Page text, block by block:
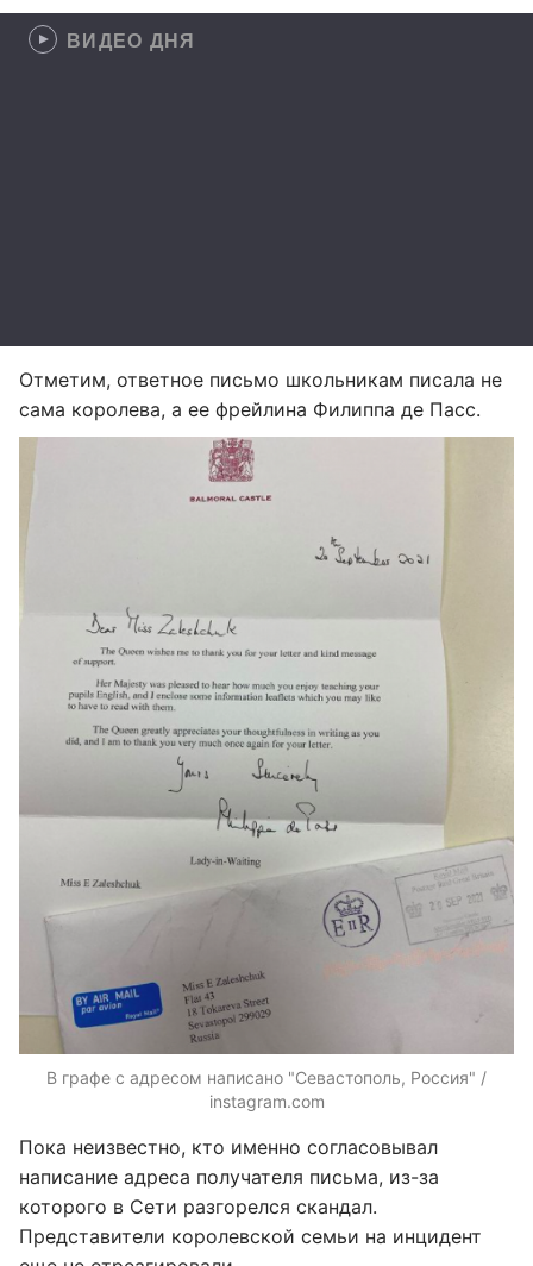
ВИДЕО ДНЯ
Отметим, ответное письмо школьникам писала не
сама королева, а ее фрейлина Филиппа де Пасс.
В графе с адресом написано "Севастополь, Россия" /
instagram.com
Пока неизвестно, кто именно согласовывал
написание адреса получателя письма, из-за
которого в Сети разгорелся скандал.
Представители королевской семьи на инцидент